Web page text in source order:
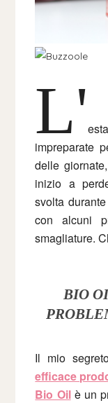
L'
impreparate
delle
inizio a
svolta
con alcuni
smagliature.
BIO
Il mio
efficace
Bio Oilè un